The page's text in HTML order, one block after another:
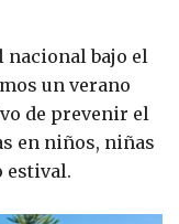
nacional bajo el
un verano
de prevenir el
en niños, niñas
estival.